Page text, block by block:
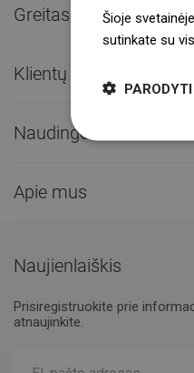
Greitas kontaktas
Klientų aptarnavimas
Naudingos nuorodos
Apie mus
Naujienlaiškis
Prisiregistruokite prie
atnaujinkite.
Šioje
sutinkate su